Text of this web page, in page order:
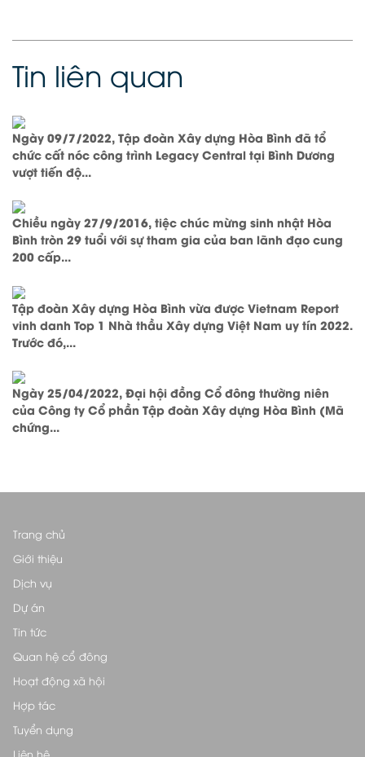
Tin liên quan
Ngày 09/7/2022, Tập đoàn Xây dựng Hòa Bình đã tổ
chức cất nóc công trình Legacy Central tại Bình Dương
vượt tiến độ...
Chiều ngày 27/9/2016, tiệc chúc mừng sinh nhật Hòa
Bình tròn 29 tuổi với sự tham gia của ban lãnh đạo cung
200 cấp...
Tập đoàn Xây dựng Hòa Bình vừa được Vietnam Report
vinh danh Top 1 Nhà thầu Xây dựng Việt Nam uy tín 2022.
Trước đó,...
Ngày 25/04/2022, Đại hội đồng Cổ đông thường niên
của Công ty Cổ phần Tập đoàn Xây dựng Hòa Bình (Mã
chứng...
Trang chủ
Giới thiệu
Dịch vụ
Dự án
Tin tức
Quan hệ cổ đông
Hoạt động xã hội
Hợp tác
Tuyển dụng
Liên hệ